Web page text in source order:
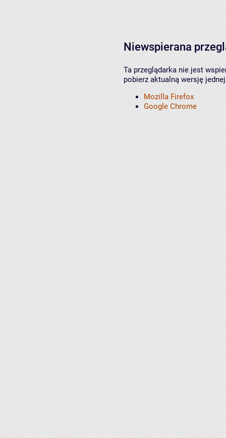
Niewspierana
Ta przeglądarka nie jest
pobierz aktualną wersję
Mozilla Firefox
Google Chrome